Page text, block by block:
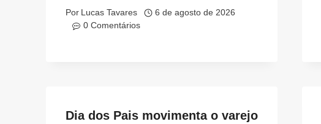
Por Lucas Tavares
6 de agosto de 2026
0 Comentários
Dia dos Pais movimenta o varejo